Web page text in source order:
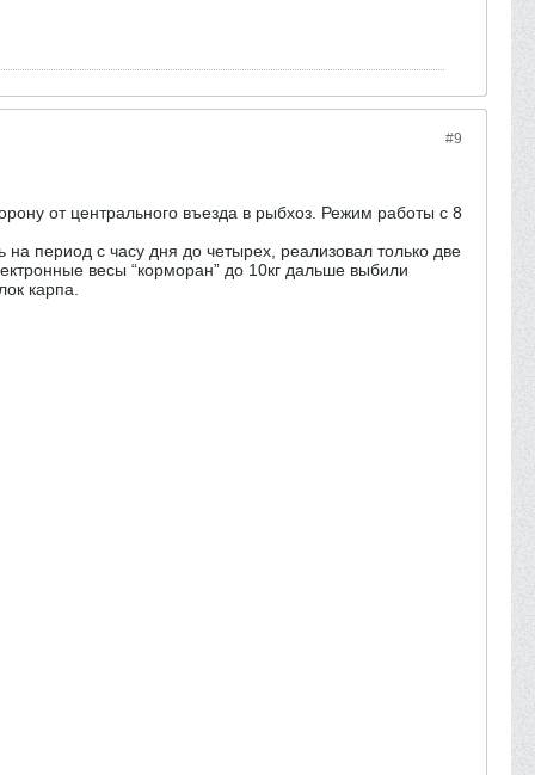
#9
от центрального въезда в рыбхоз. Режим работы с 8
период с часу дня до четырех, реализовал только две
весы “корморан” до 10кг дальше выбили
карпа.